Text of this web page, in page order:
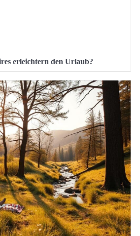
erleichtern den Urlaub?